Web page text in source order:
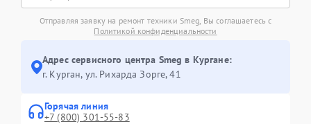
Отправляя заявку на ремонт техники Smeg, Вы соглашаетесь с
Политикой конфиденциальности
Адрес сервисного центра Smeg в Кургане:
г. Курган, ул. Рихарда Зорге, 41
Горячая линия
+7 (800) 301-55-83